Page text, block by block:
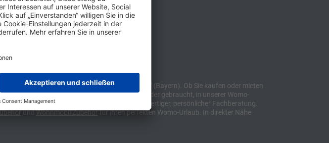
Stadtgrenze Münchens, Ausfahrt "Sulzemoos" (Bayern). Ob Sie kaufen oder mieten
Luxus. Ob Caravan oder Wohnmobil, ob neu oder gebraucht, in unserer Womo-
und Wohnwagenverkauf inklusive hochwertiger, persönlicher Fachberatung.
undWohnmobil Zubehörfür ihren perfekten Womo-Urlaub. In direkter Nähe